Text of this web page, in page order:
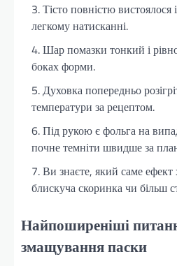
Тісто повністю
легкому натисканні.
Шар помазки тонкий і
боках форми.
Духовка попередньо
температури за рецептом.
Під рукою є фольга на
почне темніти швидше за
Ви знаєте, який саме ефект
блискуча скоринка чи більш
Найпоширеніші
змащування паски